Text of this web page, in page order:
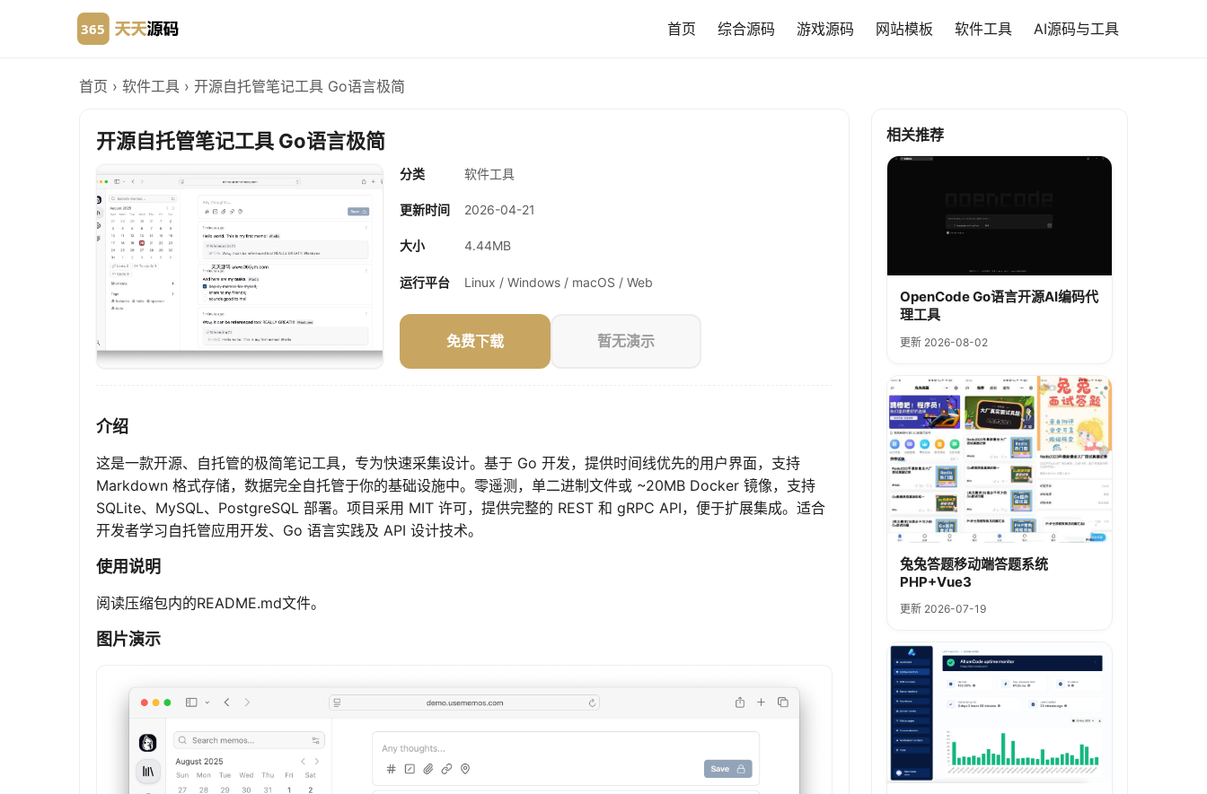
首页 综合源码 游戏源码 网站模板 软件工具 AI源码与工具
首页 › 软件工具 › 开源自托管笔记工具 Go语言极简
开源自托管笔记工具 Go语言极简
分类 软件工具
更新时间 2026-04-21
大小 4.44MB
运行平台 Linux / Windows / macOS / Web
免费下载 暂无演示
介绍
这是一款开源、自托管的极简笔记工具，专为快速采集设计。基于 Go 开发，提供时间线优先的用户界面，支持
Markdown 格式存储，数据完全自托管于你的基础设施中。零遥测，单二进制文件或 ~20MB Docker 镜像，支持
SQLite、MySQL、PostgreSQL 部署。项目采用 MIT 许可，提供完整的 REST 和 gRPC API，便于扩展集成。适合
开发者学习自托管应用开发、Go 语言实践及 API 设计技术。
使用说明
阅读压缩包内的README.md文件。
图片演示
相关推荐
OpenCode Go语言开源AI编码代
理工具
更新 2026-08-02
兔兔答题移动端答题系统
PHP+Vue3
更新 2026-07-19